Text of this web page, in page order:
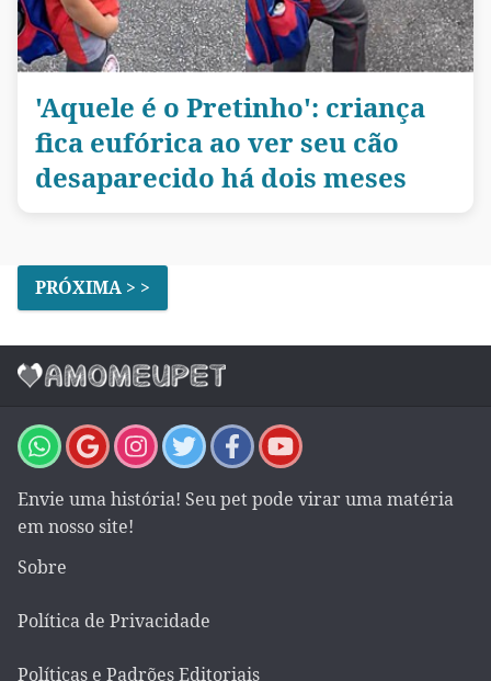
'Aquele é o Pretinho': criança
fica eufórica ao ver seu cão
desaparecido há dois meses
PRÓXIMA > >
Envie uma história! Seu pet pode virar uma matéria
em nosso site!
Sobre
Política de Privacidade
Políticas e Padrões Editoriais